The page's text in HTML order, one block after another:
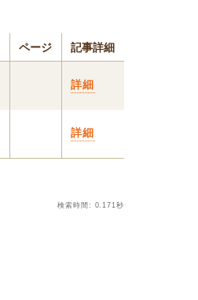
ページ 記事詳細
詳細
詳細
検索時間: 0.171秒